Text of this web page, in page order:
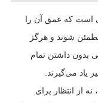
است که عمق آن را
شوند و هرگز
بدون داشتن تمام
یاد می‌گیرند.
از انتظار برای